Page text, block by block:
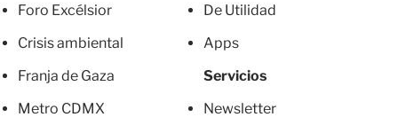
Foro Excélsior
Crisis ambiental
Franja de Gaza
Metro CDMX
De Utilidad
Apps
Servicios
Newsletter